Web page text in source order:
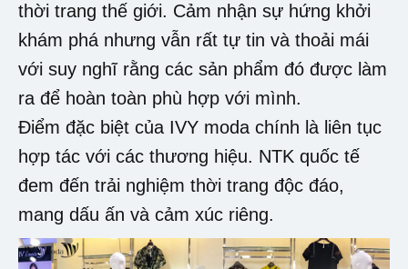
thời trang thế giới. Cảm nhận sự hứng khởi
khám phá nhưng vẫn rất tự tin và thoải mái
với suy nghĩ rằng các sản phẩm đó được làm
ra để hoàn toàn phù hợp với mình.
Điểm đặc biệt của IVY moda chính là liên tục
hợp tác với các thương hiệu. NTK quốc tế
đem đến trải nghiệm thời trang độc đáo,
mang dấu ấn và cảm xúc riêng.